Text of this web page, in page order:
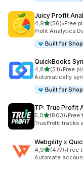
Juicy Profit
4,9z 5 hvězd
(56)
Celkový počet
•Free
Profit Analytics
Built for
QuickBooks
4,8z 5 hvězd
(51)
Celkový počet
•Free
Automatically
Built for
TP: True Profit
5,0z 5 hvězd
(803)
Celkový počet
•Free
TrueProfit tracks
Webgility x
4,9z 5 hvězd
(477)
Celkový počet
•Free
Automate